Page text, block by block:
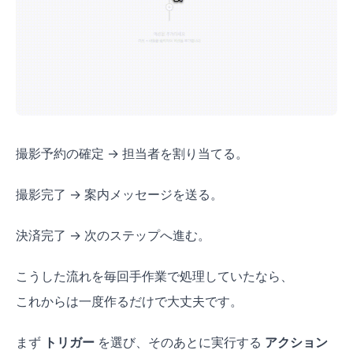
撮影予約の確定 → 担当者を割り当てる。
撮影完了 → 案内メッセージを送る。
決済完了 → 次のステップへ進む。
こうした流れを毎回手作業で処理していたなら、
これからは一度作るだけで大丈夫です。
まず トリガー を選び、そのあとに実行する アクション